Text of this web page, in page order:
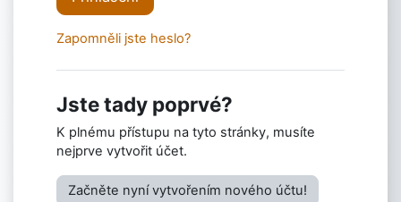
Zapomněli jste heslo?
Jste tady poprvé?
K plnému přístupu na tyto stránky, musíte
nejprve vytvořit účet.
Začněte nyní vytvořením nového účtu!